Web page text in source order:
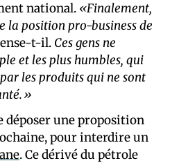
national. «Finalement,
la position pro-business de
t-il. Ces gens ne
et les plus humbles, qui
les produits qui ne sont
déposer une proposition
pour interdire un
. Ce dérivé du pétrole